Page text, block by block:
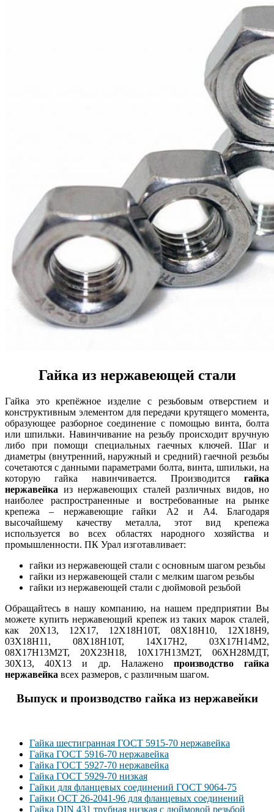
Гайка из нержавеющей стали
Гайка это крепёжное изделие с резьбовым отверстием и
конструктивным элементом для передачи крутящего момента,
образующее разборное соединение с помощью винта, болта
или шпильки. Навинчивание на резьбу происходит вручную
либо при помощи специальных гаечных ключей. Шаг и
диаметры (внутренний, наружный и средний) гаечной резьбы
сочетаются с данными параметрами болта, винта, шпильки, на
которую гайка навинчивается. Производится гайка
нержавейка из нержавеющих сталей различных видов, но
наиболее распространенные и востребованные на рынке
крепежа – нержавеющие гайки А2 и А4. Благодаря
высочайшему качеству металла, этот вид крепежа
используется во всех областях народного хозяйства и
промышленности. ПК Урал изготавливает:
гайки из нержавеющей стали с основным шагом резьбы
гайки из нержавеющей стали с мелким шагом резьбы
гайки из нержавеющей стали с дюймовой резьбой
Обращайтесь в нашу компанию, на нашем предприятии Вы
можете купить нержавеющий крепеж из таких марок сталей,
как 20Х13, 12Х17, 12Х18Н10Т, 08Х18Н10, 12Х18Н9,
03Х18Н11, 08Х18Н10Т, 14Х17Н2, 03Х17Н14М2,
08Х17Н13М2Т, 20Х23Н18, 10Х17Н13М2Т, 06ХН28МДТ,
30Х13, 40Х13 и др. Налажено производство гайка
нержавейка всех размеров, с различным шагом.
Выпуск и производство гайка из нержавейки
Гайка шестигранная ГОСТ 5915-70 нержавейка
Гайка ГОСТ 5916-70 нержавейка
Гайка ГОСТ 5927-70 нержавейка
Гайка ГОСТ 5929-70 низкая
Гайки для фланцевых соединений ГОСТ 9064-75
Гайки ОСТ 26-2041-96 для фланцевых соединений
Гайка DIN 431 трубная низкая с дюймовой резьбой